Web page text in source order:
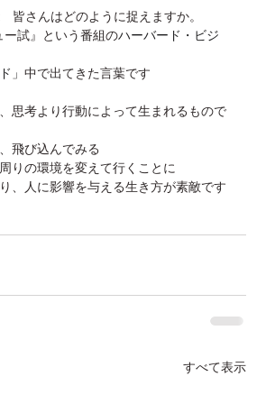
皆さんはどのように捉えますか。
試』という番組のハーバード・ビジ
」中で出てきた言葉です
思考より行動によって生まれるもので
飛び込んでみる
りの環境を変えて行くことに
、人に影響を与える生き方が素敵です
すべて表示